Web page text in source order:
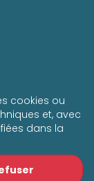
cookies ou
et, avec
dans la